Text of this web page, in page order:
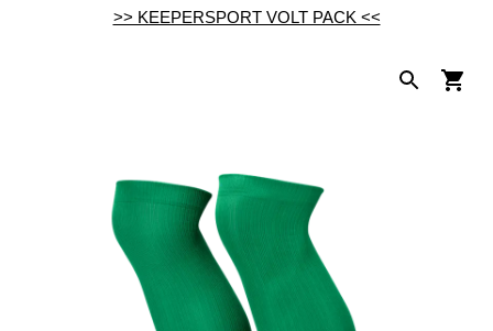
>> KEEPERSPORT VOLT PACK <<